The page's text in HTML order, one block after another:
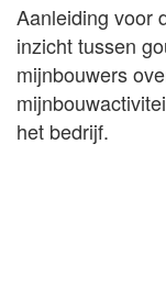
Aanleiding voor
inzicht tussen
mijnbouwers
het bedrijf.